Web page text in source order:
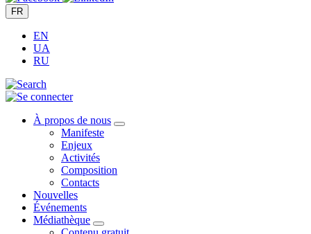
FR
EN
UA
RU
À propos de nous
Manifeste
Enjeux
Activités
Composition
Contacts
Nouvelles
Événements
Médiathèque